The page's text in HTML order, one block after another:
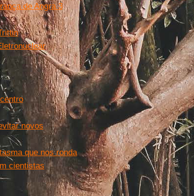
de Angra 3
novos
que nos ronda
cientistas